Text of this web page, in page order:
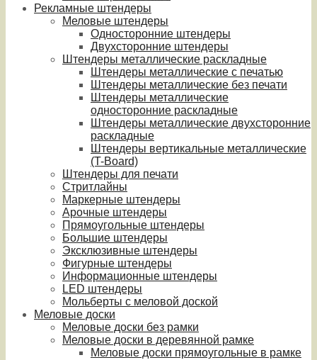
Рекламные штендеры
Меловые штендеры
Односторонние штендеры
Двухсторонние штендеры
Штендеры металлические раскладные
Штендеры металлические с печатью
Штендеры металлические без печати
Штендеры металлические
односторонние раскладные
Штендеры металлические двухсторонние
раскладные
Штендеры вертикальные металлические
(T-Board)
Штендеры для печати
Стритлайны
Маркерные штендеры
Арочные штендеры
Прямоугольные штендеры
Большие штендеры
Эксклюзивные штендеры
Фигурные штендеры
Информационные штендеры
LED штендеры
Мольберты с меловой доской
Меловые доски
Меловые доски без рамки
Меловые доски в деревянной рамке
Меловые доски прямоугольные в рамке